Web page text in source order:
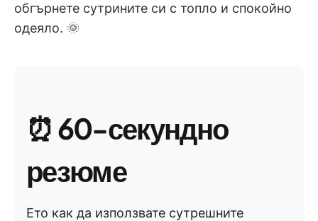
обгърнете сутрините си с топло и спокойно
одеяло. 🌞
⏰60-секундно
резюме
Ето как да използвате сутрешните